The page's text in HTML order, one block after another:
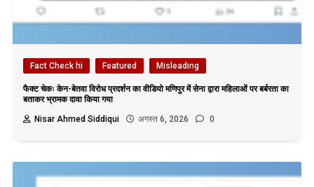
Fact Check hi Featured Misleading
फैक्ट चेकः केन-बेतवा विरोध प्रदर्शन का वीडियो मणिपुर में सेना द्वारा महिलाओं पर बर्बरता का
बताकर भ्रामक दावा किया गया
Nisar Ahmed Siddiqui
अगस्त 6, 2026 0